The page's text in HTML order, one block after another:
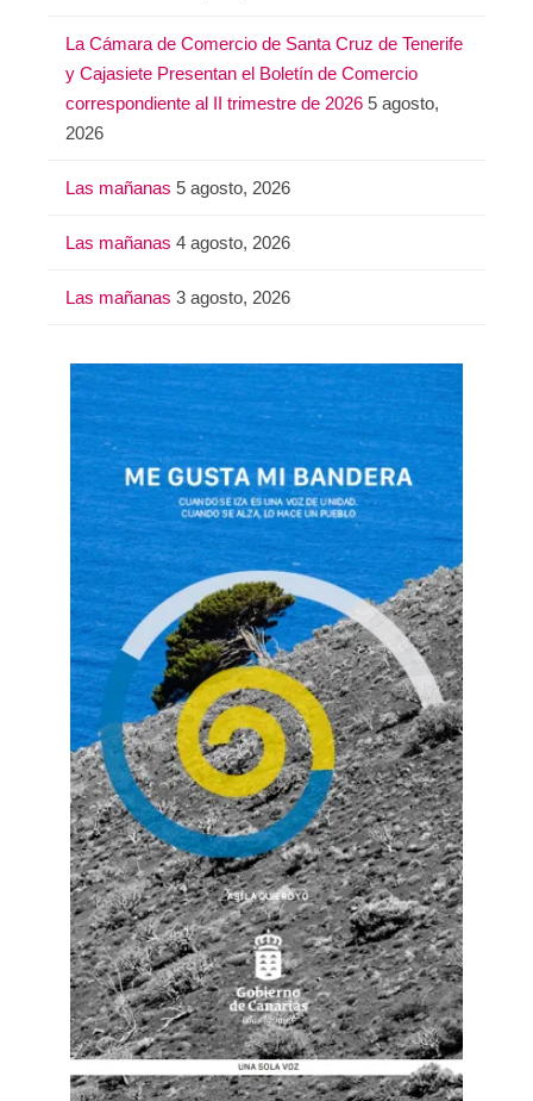
La Cámara de Comercio de Santa Cruz de Tenerife
y Cajasiete Presentan el Boletín de Comercio
correspondiente al II trimestre de 2026 5 agosto,
2026
Las mañanas 5 agosto, 2026
Las mañanas 4 agosto, 2026
Las mañanas 3 agosto, 2026